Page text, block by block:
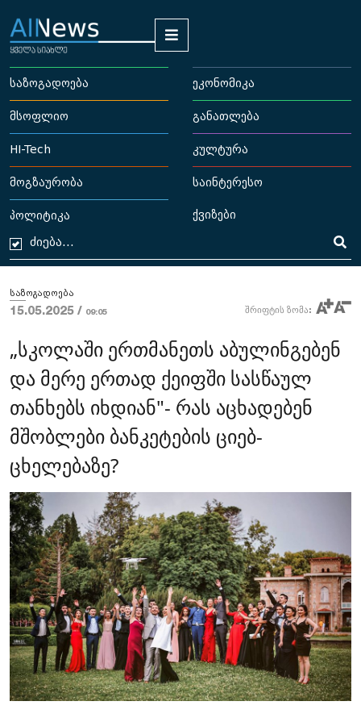
საზოგადოება ეკონომიკა
მსოფლიო განათლება
HI-Tech კულტურა
მოგზაურობა საინტერესო
პოლიტიკა ქვიზები
საზოგადოება
15.05.2025 / 09:05 შრიფტის ზომა:
„სკოლაში ერთმანეთს აბულინგებენ
და მერე ერთად ქეიფში სასწაულ
თანხებს იხდიან"- რას აცხადებენ
მშობლები ბანკეტების ციებ-
ცხელებაზე?